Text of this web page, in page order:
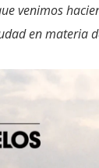
venimos
en materia